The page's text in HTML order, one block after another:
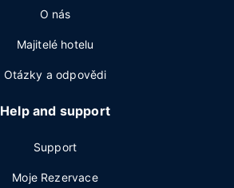
O nás
Majitelé hotelu
Otázky a odpovědi
Help and support
Support
Moje Rezervace